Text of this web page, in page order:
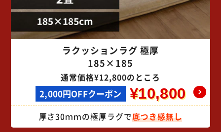
ラクッションラグ 極厚
185×185
通常価格¥12,800のところ
2,000円OFFクーポン ¥10,800
厚さ30ｍｍの極厚ラグで底つき感無し